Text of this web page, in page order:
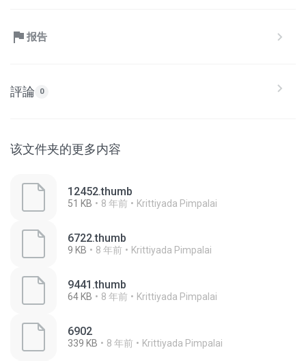
报告
評論 0
该文件夹的更多内容
12452.thumb
51 KB 8 年前 Krittiyada Pimpalai
6722.thumb
9 KB 8 年前 Krittiyada Pimpalai
9441.thumb
64 KB 8 年前 Krittiyada Pimpalai
6902
339 KB 8 年前 Krittiyada Pimpalai